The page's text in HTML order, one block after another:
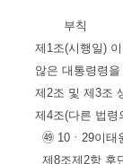
부칙
제1조(시행일)
않은 대통령령
제2조 및 제3조
제4조(다른 법
㊾ 10ㆍ29이태
제8조제2항 후